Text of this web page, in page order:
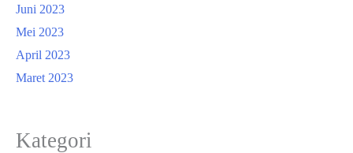
Juni 2023
Mei 2023
April 2023
Maret 2023
Kategori